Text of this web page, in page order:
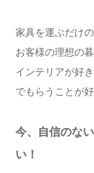
家具を運ぶだけ
お客様の理想の
インテリアが好
でもらうことが
今、自信のな
い！